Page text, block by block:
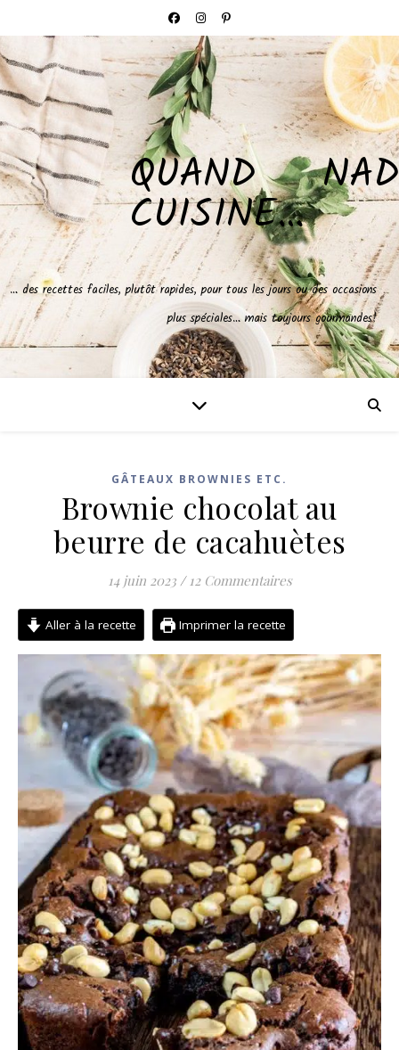
QUAND NAD
CUISINE…
… des recettes faciles, plutôt rapides, pour tous les jours ou des occasions
plus spéciales… mais toujours gourmandes!
GÂTEAUX BROWNIES ETC.
Brownie chocolat au
beurre de cacahuètes
14 juin 2023 / 12 Commentaires
Aller à la recette Imprimer la recette